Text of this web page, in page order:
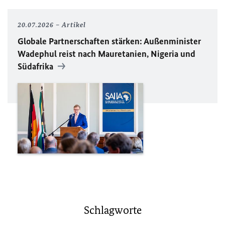
20.07.2026 Artikel
Globale Partnerschaften stärken: Außenminister
Wadephul reist nach Mauretanien, Nigeria und
Südafrika
Schlagworte